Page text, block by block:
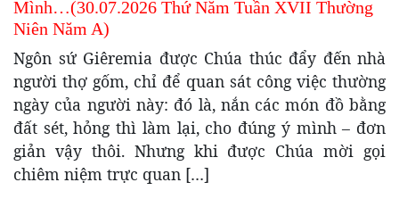
Mình…(30.07.2026 Thứ Năm Tuần XVII Thường
Niên Năm A)
Ngôn sứ Giêremia được Chúa thúc đẩy đến nhà
người thợ gốm, chỉ để quan sát công việc thường
ngày của người này: đó là, nắn các món đồ bằng
đất sét, hỏng thì làm lại, cho đúng ý mình – đơn
giản vậy thôi. Nhưng khi được Chúa mời gọi
chiêm niệm trực quan […]